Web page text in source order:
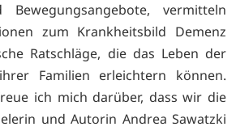
vermitteln
zum Krankheitsbild Demenz
Ratschläge, die das Leben der
Familien erleichtern können.
ich mich darüber, dass wir die
und Autorin Andrea Sawatzki